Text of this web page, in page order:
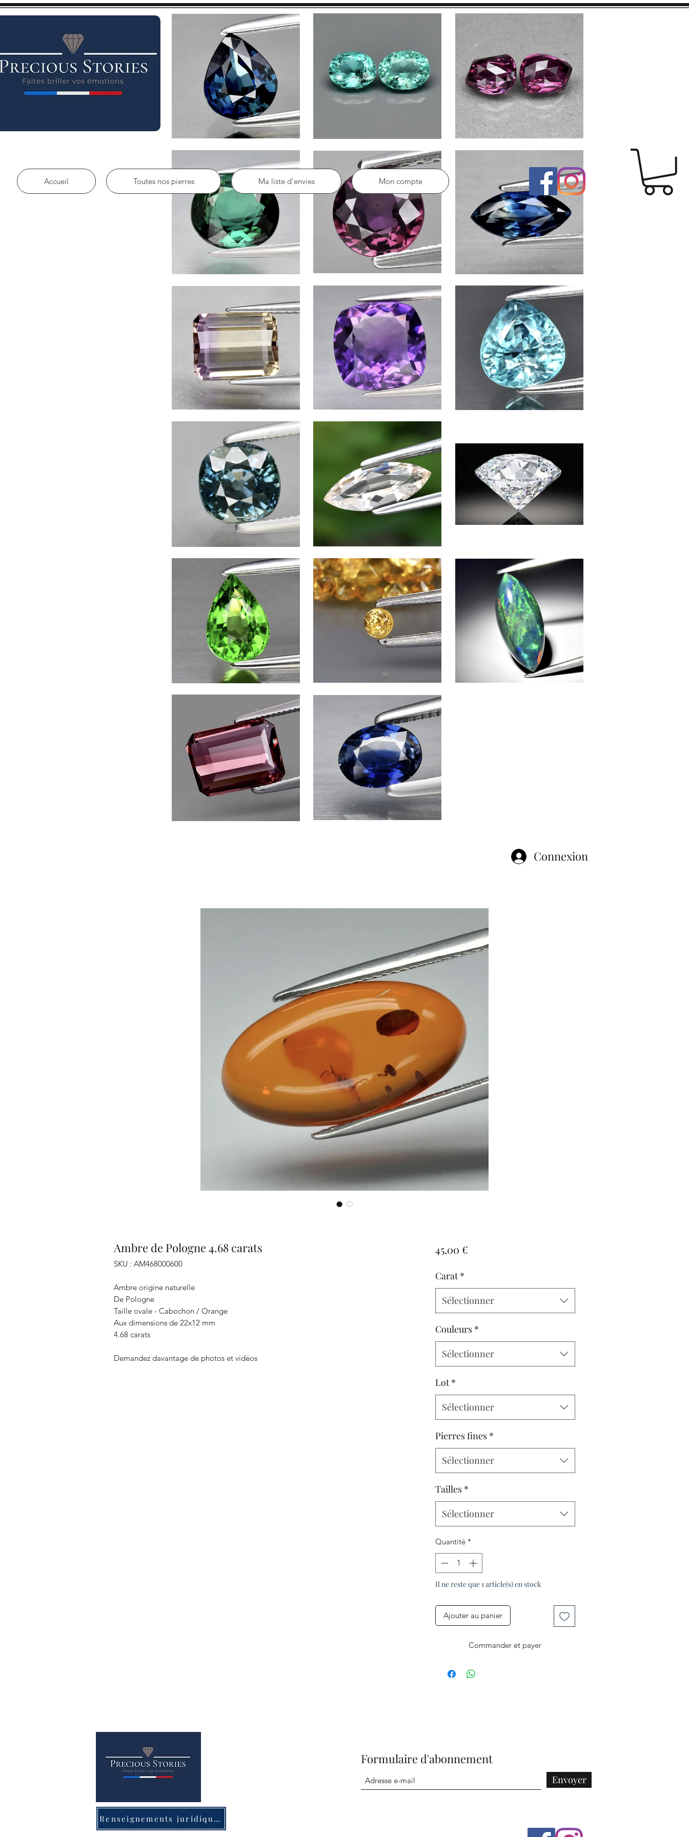
Accueil Toutes nos pierres Ma liste d'envies Mon compte
Ambre de Pologne 4.68 carats
SKU : AM468000600
Ambre origine naturelle
De Pologne
Taille ovale - Cabochon / Orange
Aux dimensions de 22x12 mm
4.68 carats
Demandez davantage de photos et vidéos
45,00 €Prix
Carat *
Sélectionner
Couleurs *
Sélectionner
Lot *
Sélectionner
Pierres fines *
Sélectionner
Tailles *
Sélectionner
Quantité *
Il ne reste que 1 article(s) en stock
Ajouter au panier
Commander et payer
Connexion
Renseignements juridiques
Formulaire d'abonnement
Envoyer